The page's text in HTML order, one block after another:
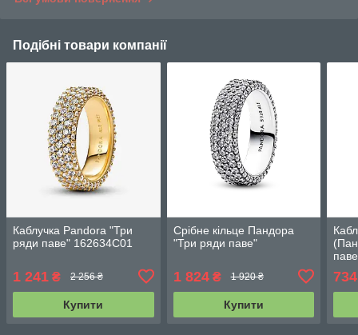
Подібні товари компанії
Каблучка Pandora "Три
ряди паве" 162634C01
1 241 ₴ 2 256 ₴
Купити
Срібне кільце Пандора
"Три ряди паве"
1 824₴ 1 920 ₴
Купити
734